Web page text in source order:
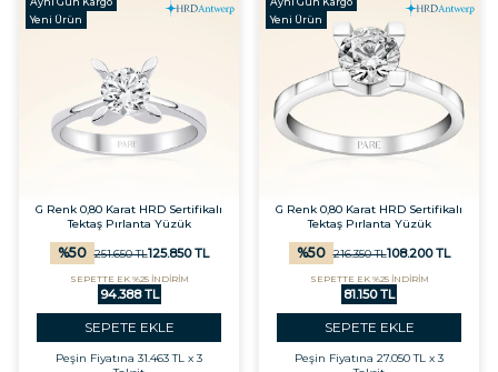
Yeni Ürün
G Renk 0,80 Karat HRD Sertifikalı
Tektaş Pırlanta Yüzük
%50 251.650TL125.850TL
SEPETTE EK %25 İNDİRİM
94.388 TL
SEPETE EKLE
Peşin Fiyatına 31.463 TL x 3
Yeni Ürün
G Renk 0,80 Karat HRD Sertifikalı
Tektaş Pırlanta Yüzük
%50 216.350TL108.200TL
SEPETTE EK %25 İNDİRİM
81.150 TL
SEPETE EKLE
Peşin Fiyatına 27.050 TL x 3